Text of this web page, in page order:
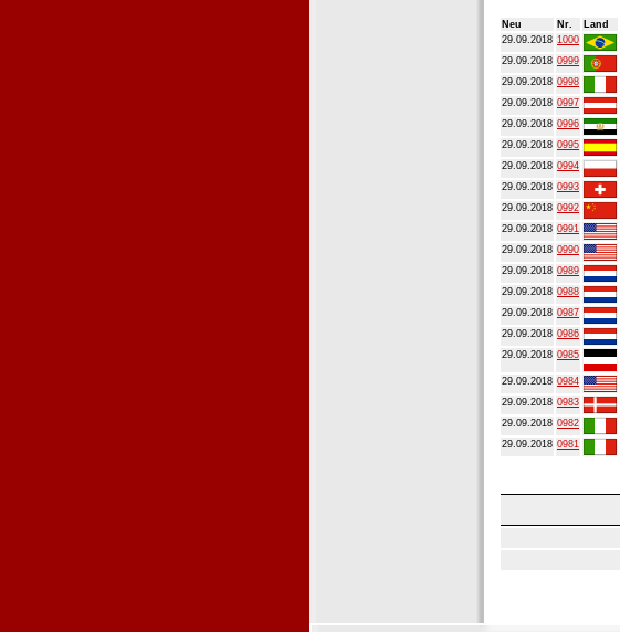
Neu Nr. Land
29.09.2018 1000
29.09.2018 0999
29.09.2018 0998
29.09.2018 0997
29.09.2018 0996
29.09.2018 0995
29.09.2018 0994
29.09.2018 0993
29.09.2018 0992
29.09.2018 0991
29.09.2018 0990
29.09.2018 0989
29.09.2018 0988
29.09.2018 0987
29.09.2018 0986
29.09.2018 0985
29.09.2018 0984
29.09.2018 0983
29.09.2018 0982
29.09.2018 0981